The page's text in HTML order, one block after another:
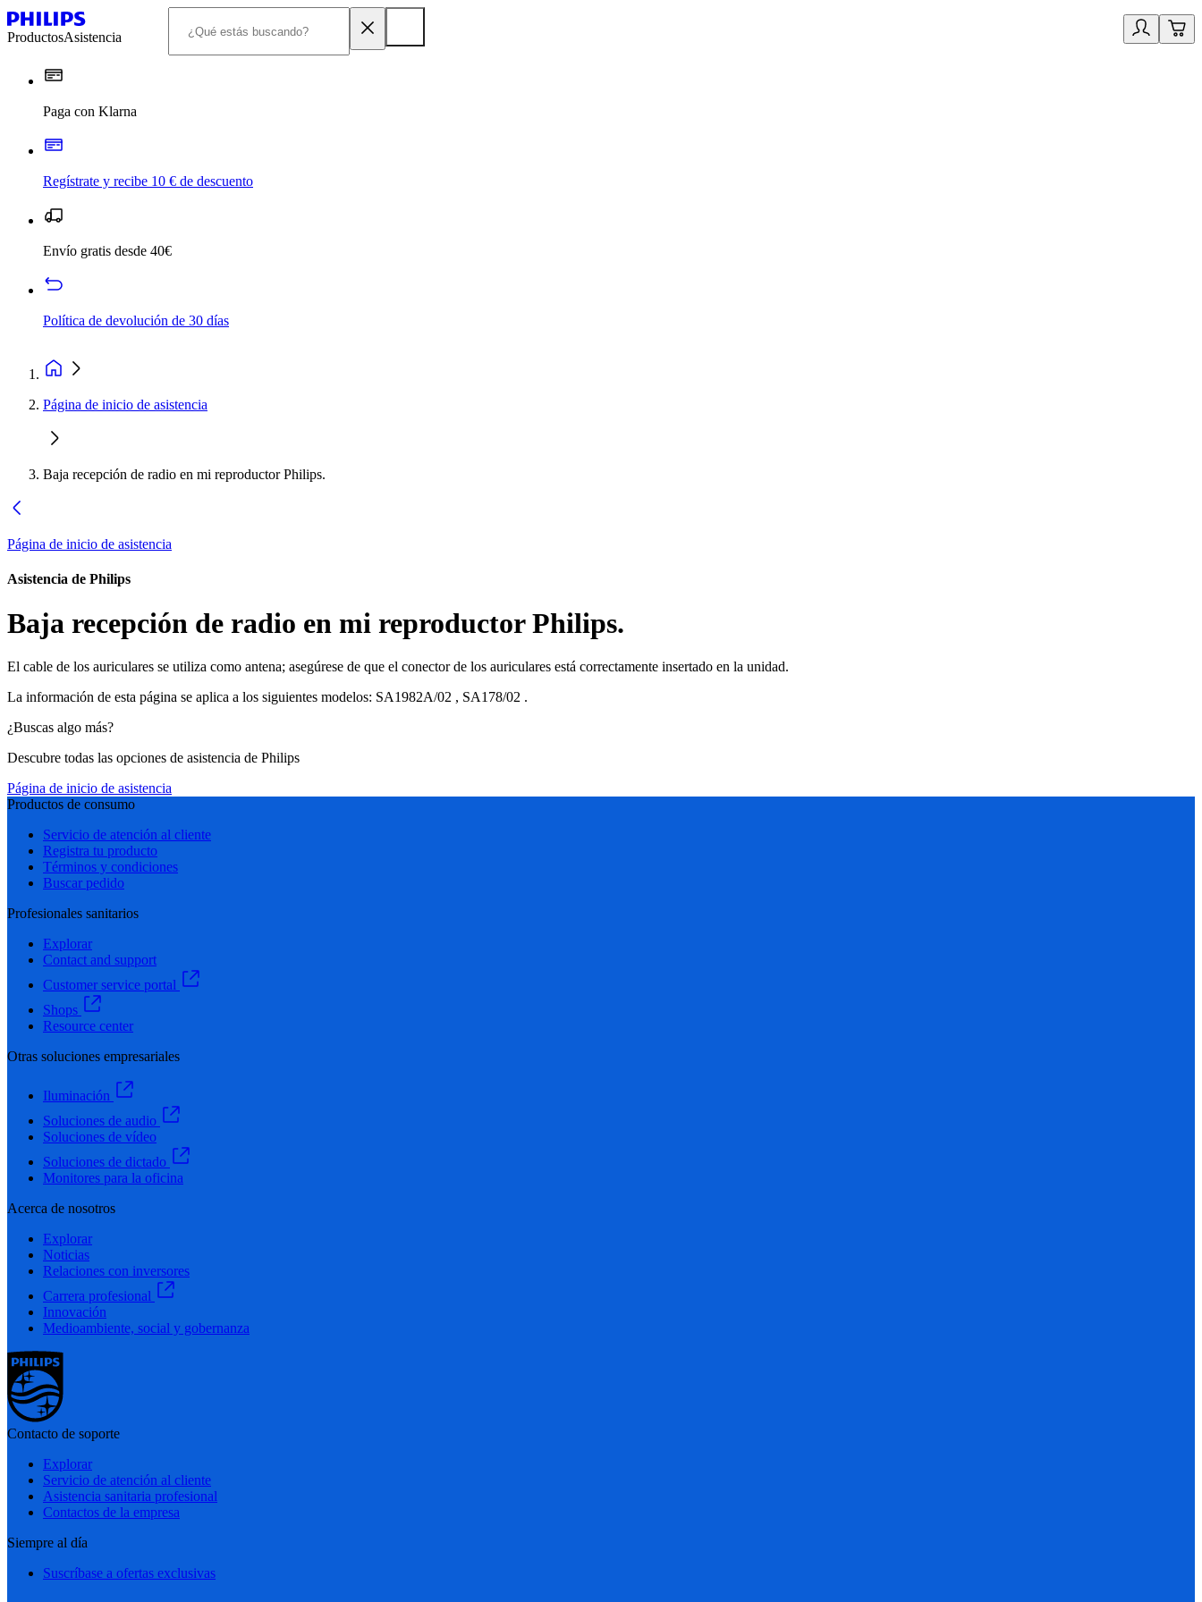
ProductosAsistencia
Paga con Klarna
Regístrate y recibe 10 € de descuento
Envío gratis desde 40€
Política de devolución de 30 días
Página de inicio de asistencia
Baja recepción de radio en mi reproductor Philips.
Página de inicio de asistencia
Asistencia de Philips
Baja recepción de radio en mi reproductor Philips.
El cable de los auriculares se utiliza como antena; asegúrese de que el conector de los auriculares está correctamente insertado en la unidad.
La información de esta página se aplica a los siguientes modelos: SA1982A/02 , SA178/02 .
¿Buscas algo más?
Descubre todas las opciones de asistencia de Philips
Página de inicio de asistencia
Productos de consumo
Servicio de atención al cliente
Registra tu producto
Términos y condiciones
Buscar pedido
Profesionales sanitarios
Explorar
Contact and support
Customer service portal
Shops
Resource center
Otras soluciones empresariales
Iluminación
Soluciones de audio
Soluciones de vídeo
Soluciones de dictado
Monitores para la oficina
Acerca de nosotros
Explorar
Noticias
Relaciones con inversores
Carrera profesional
Innovación
Medioambiente, social y gobernanza
Contacto de soporte
Explorar
Servicio de atención al cliente
Asistencia sanitaria profesional
Contactos de la empresa
Siempre al día
Suscríbase a ofertas exclusivas